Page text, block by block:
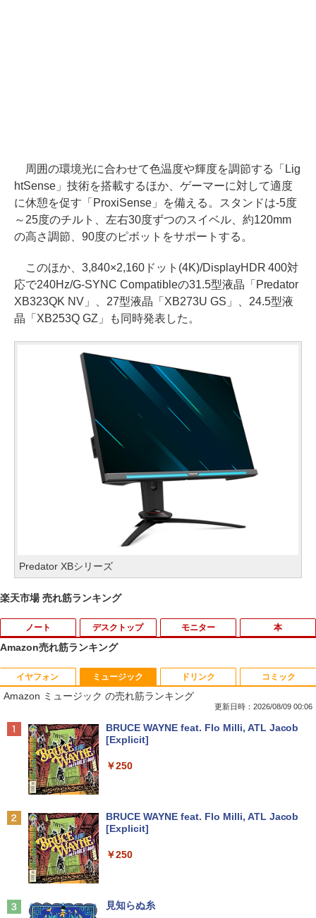
周囲の環境光に合わせて色温度や輝度を調節する「Lig
htSense」技術を搭載するほか、ゲーマーに対して適度
に休憩を促す「ProxiSense」を備える。スタンドは-5度
～25度のチルト、左右30度ずつのスイベル、約120mm
の高さ調節、90度のピボットをサポートする。
このほか、3,840×2,160ドット(4K)/DisplayHDR 400対
応で240Hz/G-SYNC Compatibleの31.5型液晶「Predator
XB323QK NV」、27型液晶「XB273U GS」、24.5型液
晶「XB253Q GZ」も同時発表した。
Predator XBシリーズ
楽天市場 売れ筋ランキング
ノート
1
【期間限定破格金額！】新生活 新古品 W
in11搭載 パソコンノートパソコンoffice
付き 初心者向けノートPC 初期設定済 1
メモリ4GB～ 高速SSD1TB 最大 フルHD
Webカメラ zoom 軽量薄型 無線 型番更
NEC VKL24X-4 15.6インチ Core i3 メモ
ラ テンキー Windows11 ノートパソコン
デスクトップ モニター
1
【お買い物マラソ開催中！P最大31.5%還
元】五年保証 白 モバイルモニター 15.6
インチ FHD 1920×1080 1080P Fast IPS
高コントラスト 超軽量 640g スピーカー
内蔵 Type-C/HDMI 接続 PS5/Switch/PC/
Yoothi 互換品 液晶 13.3インチ Lenovo
21BA 対応 1920x1200 WUXGA IPS LED
￥9,800
本
1
魔王城の料理番 〜コワモテ魔族ばかりだ
けど、ホワイトな職場です〜 6巻 【電
子書籍】[ ワイエム系 ]
￥792
￥8,030
Amazon売れ筋ランキング
イヤフォン
Anker Soundcore P42i (Bluetooth 6.1)【完
全ワイヤレスイヤホン/ウルトラノイズキャン
間再生 / コンパクト形状/持ち運びに便利 / IP5
￥9,990
Anker Soundcore P31i ピンク
ミュージック
Amazon ミュージック の売れ筋ランキング
更新日時：2026/08/09 00:06
BRUCE WAYNE feat. Flo Milli, ATL Jacob
[Explicit]
￥250
BRUCE WAYNE feat. Flo Milli, ATL Jacob
[Explicit]
￥250
見知らぬ糸
ドリンク コミック